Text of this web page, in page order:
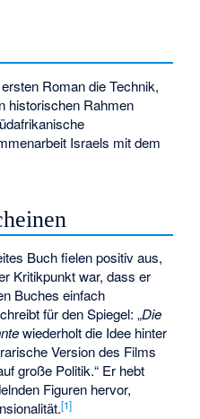
Roman die Technik,
historischen Rahmen
Israels mit dem
Buch fielen positiv aus,
Kritikpunkt war, dass er
Buches einfach
für den Spiegel: „Die
wiederholt die Idee hinter
Version des Films
große Politik.“ Er hebt
Figuren hervor,
[1]